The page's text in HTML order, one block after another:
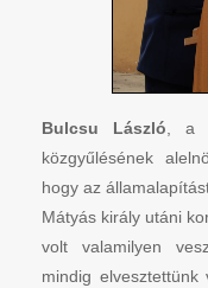
Bulcsu László , a
közgyűlésének
hogy az
Mátyás király utáni
volt valamilyen
mindig